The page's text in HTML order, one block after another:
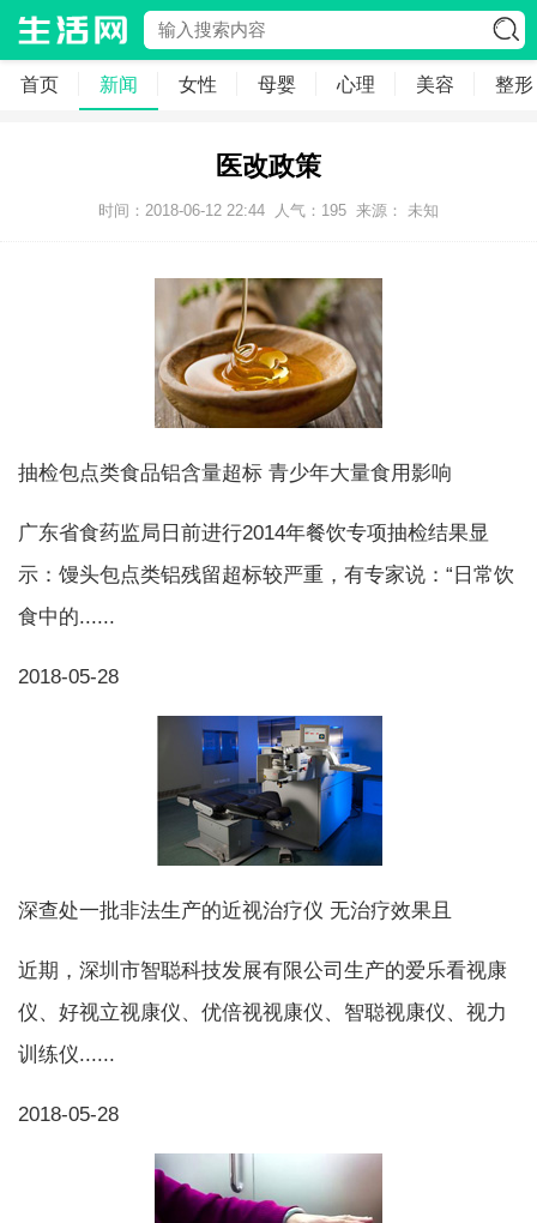
首页 新闻 女性 母婴 心理 美容 整形
医改政策
时间：2018-06-12 22:44 人气： 195 来源： 未知
抽检包点类食品铝含量超标 青少年大量食用影响
广东省食药监局日前进行2014年餐饮专项抽检结果显
示：馒头包点类铝残留超标较严重，有专家说：“日常饮
食中的......
2018-05-28
深查处一批非法生产的近视治疗仪 无治疗效果且
近期，深圳市智聪科技发展有限公司生产的爱乐看视康
仪、好视立视康仪、优倍视视康仪、智聪视康仪、视力
训练仪......
2018-05-28